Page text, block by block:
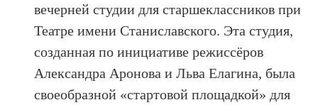
вечерней студии для старшеклассников при
Театре имени Станиславского. Эта студия,
созданная по инициативе режиссёров
Александра Аронова и Льва Елагина, была
своеобразной «стартовой площадкой» для